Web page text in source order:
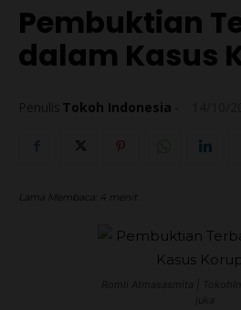
Pembuktian
dalam Kasus
Tokoh Indonesia
Lama Membaca: 4 menit